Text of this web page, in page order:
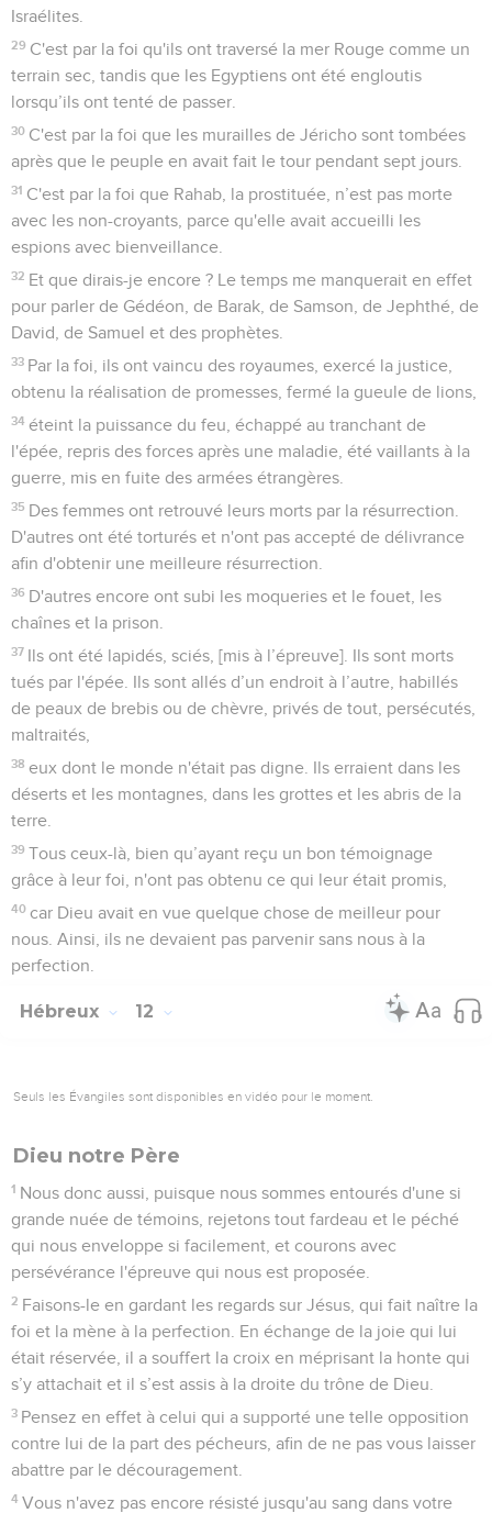
Israélites.
29 C'est par la foi qu'ils ont traversé la mer Rouge comme un
terrain sec, tandis que les Egyptiens ont été engloutis
lorsqu’ils ont tenté de passer.
30 C'est par la foi que les murailles de Jéricho sont tombées
après que le peuple en avait fait le tour pendant sept jours.
31 C'est par la foi que Rahab, la prostituée, n’est pas morte
avec les non-croyants, parce qu'elle avait accueilli les
espions avec bienveillance.
32 Et que dirais-je encore ? Le temps me manquerait en effet
pour parler de Gédéon, de Barak, de Samson, de Jephthé, de
David, de Samuel et des prophètes.
33 Par la foi, ils ont vaincu des royaumes, exercé la justice,
obtenu la réalisation de promesses, fermé la gueule de lions,
34 éteint la puissance du feu, échappé au tranchant de
l'épée, repris des forces après une maladie, été vaillants à la
guerre, mis en fuite des armées étrangères.
35 Des femmes ont retrouvé leurs morts par la résurrection.
D'autres ont été torturés et n'ont pas accepté de délivrance
afin d'obtenir une meilleure résurrection.
36 D'autres encore ont subi les moqueries et le fouet, les
chaînes et la prison.
37 Ils ont été lapidés, sciés, [mis à l’épreuve]. Ils sont morts
tués par l'épée. Ils sont allés d’un endroit à l’autre, habillés
de peaux de brebis ou de chèvre, privés de tout, persécutés,
maltraités,
38 eux dont le monde n'était pas digne. Ils erraient dans les
déserts et les montagnes, dans les grottes et les abris de la
terre.
39 Tous ceux-là, bien qu’ayant reçu un bon témoignage
grâce à leur foi, n'ont pas obtenu ce qui leur était promis,
40 car Dieu avait en vue quelque chose de meilleur pour
nous. Ainsi, ils ne devaient pas parvenir sans nous à la
perfection.
Hébreux 12
Seuls les Évangiles sont disponibles en vidéo pour le moment.
Dieu notre Père
1 Nous donc aussi, puisque nous sommes entourés d'une si
grande nuée de témoins, rejetons tout fardeau et le péché
qui nous enveloppe si facilement, et courons avec
persévérance l'épreuve qui nous est proposée.
2 Faisons-le en gardant les regards sur Jésus, qui fait naître la
foi et la mène à la perfection. En échange de la joie qui lui
était réservée, il a souffert la croix en méprisant la honte qui
s’y attachait et il s’est assis à la droite du trône de Dieu.
3 Pensez en effet à celui qui a supporté une telle opposition
contre lui de la part des pécheurs, afin de ne pas vous laisser
abattre par le découragement.
4 Vous n'avez pas encore résisté jusqu'au sang dans votre